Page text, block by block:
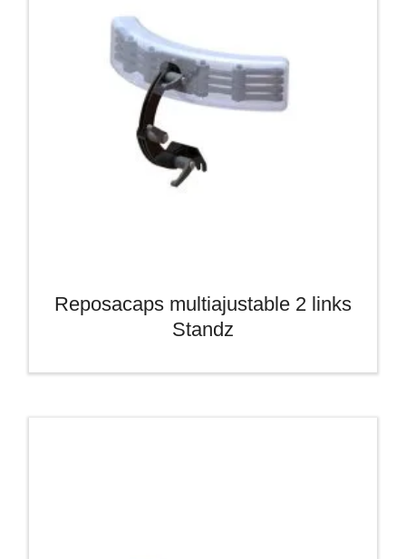
Reposacaps multiajustable 2 links
Standz